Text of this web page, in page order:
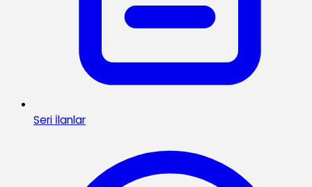
Seri İlanlar